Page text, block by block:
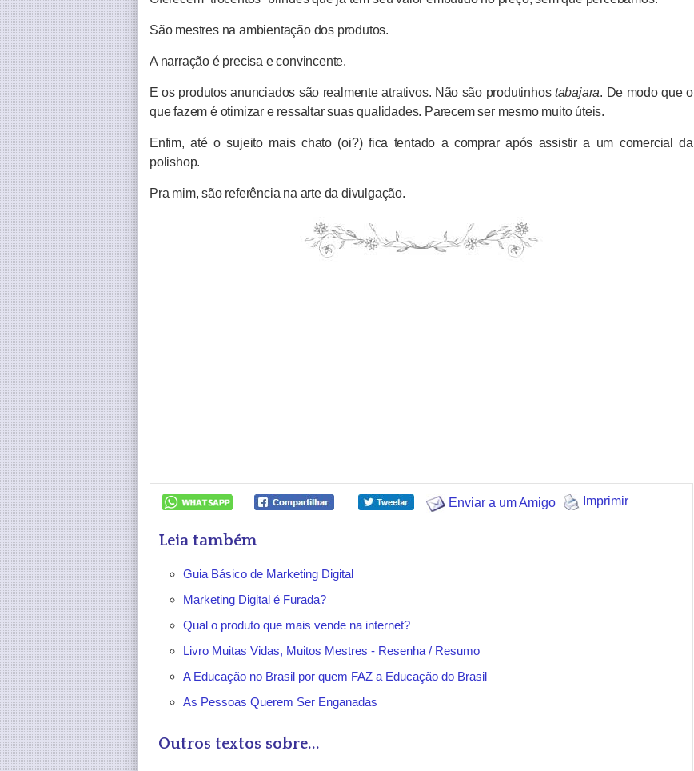
São mestres na ambientação dos produtos.
A narração é precisa e convincente.
E os produtos anunciados são realmente atrativos. Não são produtinhos tabajara. De modo que o
que fazem é otimizar e ressaltar suas qualidades. Parecem ser mesmo muito úteis.
Enfim, até o sujeito mais chato (oi?) fica tentado a comprar após assistir a um comercial da
polishop.
Pra mim, são referência na arte da divulgação.
Enviar a um Amigo Imprimir
Leia também
Guia Básico de Marketing Digital
Marketing Digital é Furada?
Qual o produto que mais vende na internet?
Livro Muitas Vidas, Muitos Mestres - Resenha / Resumo
A Educação no Brasil por quem FAZ a Educação do Brasil
As Pessoas Querem Ser Enganadas
Outros textos sobre...